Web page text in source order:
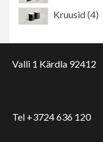
Kruusid 44
Valli 1 Kärdla 92412
Tel +3724 636 120